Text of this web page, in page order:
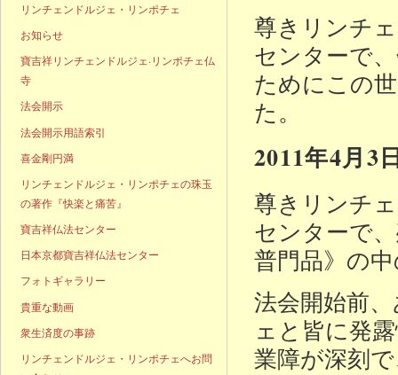
尊きリンチ
センターで
ためにこの
た。
2011年4月3
尊きリンチ
センターで
普門品》の
法会開始前
ェと皆に発
業障が深刻
リンチェンドルジェ・リンポチェ
お知らせ
寶吉祥リンチェンドルジェ·リンポチェ仏
寺
法会開示
法会開示用語索引
喜金剛円満
リンチェンドルジェ・リンポチェの珠玉
の著作『快楽と痛苦』
寶吉祥仏法センター
日本京都寶吉祥仏法センター
フォトギャラリー
貴重な動画
衆生済度の事跡
リンチェンドルジェ・リンポチェへお問